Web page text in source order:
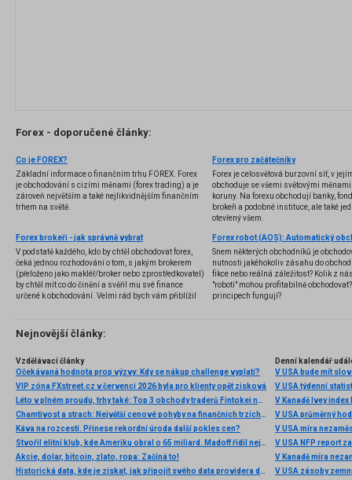
Forex - doporučené články:
Co je FOREX?
Základní informace o finančním trhu FOREX. Forex
je obchodování s cizími měnami (forex trading) a je
zároveň největším a také nejlikvidnějším finančním
trhem na světě.
Forex pro začátečníky
Forex je celosvětová burzovní síť, v
obchoduje se všemi světovými
koruny. Na forexu obchodují banky,
brokeři a podobné instituce, ale také
otevřený všem.
Forex brokeři - jak správně vybrat
V podstatě každého, kdo by chtěl obchodovat forex,
čeká jednou rozhodování o tom, s jakým brokerem
(přeloženo jako makléř/broker nebo zprostředkovatel)
by chtěl mít co do činění a svěřil mu své finance
určené k obchodování. Velmi rád bych vám přiblížil
několik příkladů nejznámějších z nich.
Snem některých obchodníků je
nutnosti jakéhokoliv zásahu do
fikce nebo reálná záležitost? Kolik z
"roboti" mohou profitabilně
principech fungují?
Nejnovější články:
Vzdělávací články
Očekávaná hodnota prop výzvy: Kdy se nákup challenge vyplatí?
VIP zóna FXstreet.cz v červenci 2026 byla pro klienty opět zisková
Léto v plném proudu, trhy také: Top 3 obchody traderů Fintokei na indexech a zlatě
Chamtivost a strach: Největší cenové pohyby na finančních trzích (červenec 2026)
Káva na rozcestí. Přinese rekordní úroda další pokles cen?
Stvořil elitní klub, kde Ameriku obral o 65 miliard. Madoff řídil největší Ponzi dějin
Akcie, dolar, bitcoin, zlato, ropa: Začíná to!
Historická data, kde je získat, jak připojit svého data providera do MultiCharts a proč je budeme potřebovat? (4. díl)
Denní kalendář
V USA bude mít
V USA týdenní
V Kanadě Ivey index
V USA průměrný
V USA míra
V USA NFP report
V Kanadě míra
V USA zásoby